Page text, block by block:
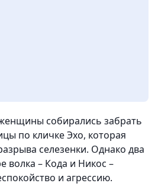
собирались забрать
по кличке Эхо, которая
селезенки. Однако два
волка – Кода и Никос –
и агрессию.